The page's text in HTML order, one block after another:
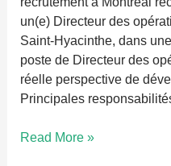
un(e) Directeur des
Saint-Hyacinthe, dans
poste de Directeur des
réelle perspective de
Principales
Read More »